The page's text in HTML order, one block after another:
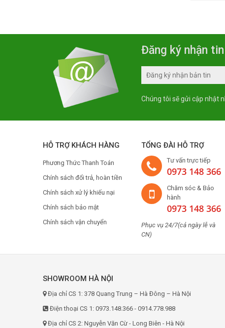
Đăng ký nhận
Chúng tôi sẽ gửi cập nhật
HỖ TRỢ KHÁCH HÀNG
Phương Thức Thanh Toán
Chính sách đổi trả, hoàn tiền
Chính sách xử lý khiếu nại
Chính sách bảo mật
Chính sách vận chuyển
TỔNG ĐÀI HỖ TRỢ
Tư vấn trực tiếp
0973 148 366
Chăm sóc & Bảo
hành
0973 148 366
Phục vụ 24/7(cả ngày lễ và
CN)
SHOWROOM HÀ NỘI
Địa chỉ CS 1: 378 Quang Trung – Hà Đông – Hà Nội
Điện thoại CS 1: 0973.148.366 - 0914.778.988
Địa chỉ CS 2: Nguyễn Văn Cừ - Long Biên - Hà Nội